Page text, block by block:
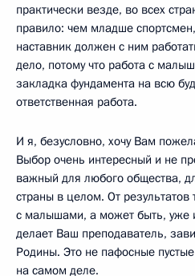
практически везде, во всех
правило: чем младше
наставник должен с ним
дело, потому что работа с
закладка фундамента на всю
ответственная работа.
И я, безусловно, хочу Вам
Выбор очень интересный и не
важный для любого общества,
страны в целом. От результатов
с малышами, а может быть, уже
делает Ваш преподаватель,
Родины. Это не пафосные
на самом деле.